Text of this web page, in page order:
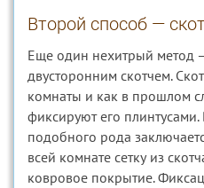
Второй способ —
Еще один нехитрый метод
двусторонним скотчем.
комнаты и как в прошлом
фиксируют его
подобного рода
всей комнате сетку из
ковровое покрытие.